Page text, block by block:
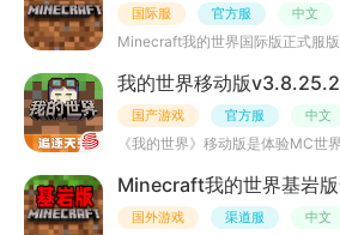
国际服 官方服 中文
国产游戏 官方服 中文
国外游戏 渠道服 中文